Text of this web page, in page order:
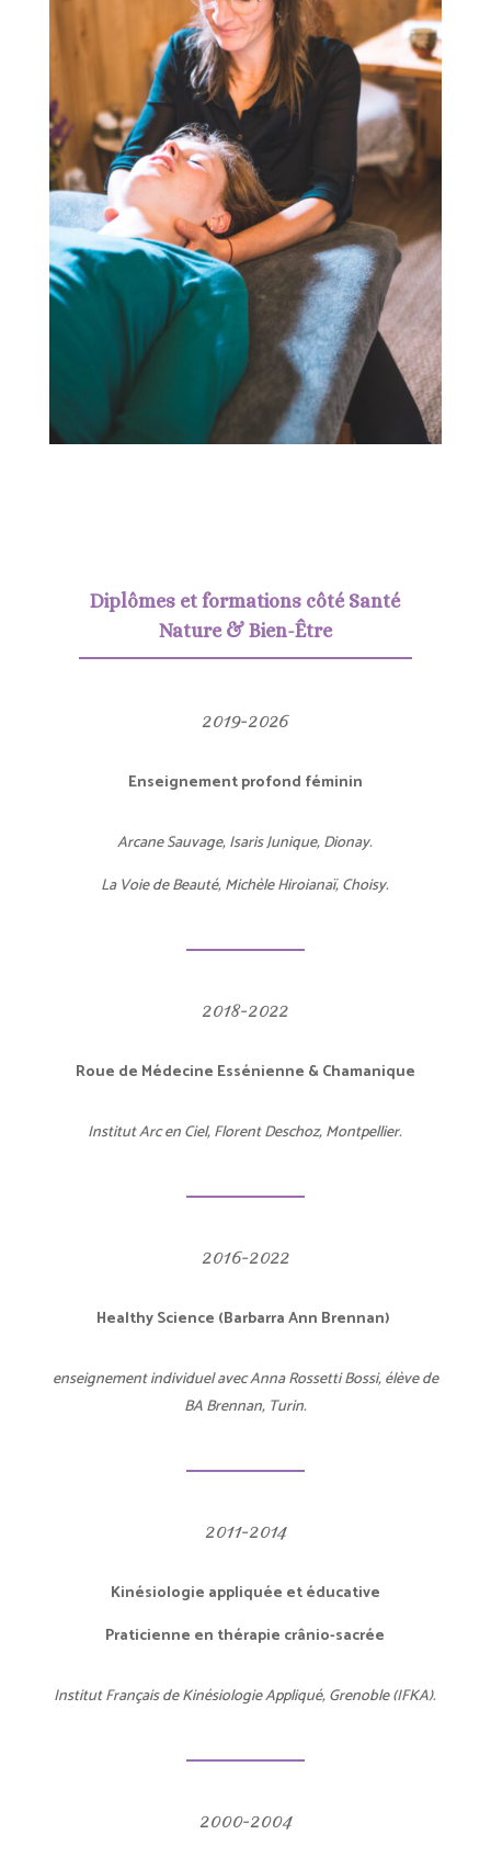
Diplômes et formations côté Santé
Nature & Bien-Être
2019-2026
Enseignement profond féminin
Arcane Sauvage, Isaris Junique, Dionay.
La Voie de Beauté, Michèle Hiroianaï, Choisy.
2018-2022
Roue de Médecine Essénienne & Chamanique
Institut Arc en Ciel, Florent Deschoz, Montpellier.
2016-2022
Healthy Science (Barbarra Ann Brennan)
enseignement individuel avec Anna Rossetti Bossi, élève de
BA Brennan, Turin.
2011-2014
Kinésiologie appliquée et éducative
Praticienne en thérapie crânio-sacrée
Institut Français de Kinésiologie Appliqué, Grenoble (IFKA).
2000-2004